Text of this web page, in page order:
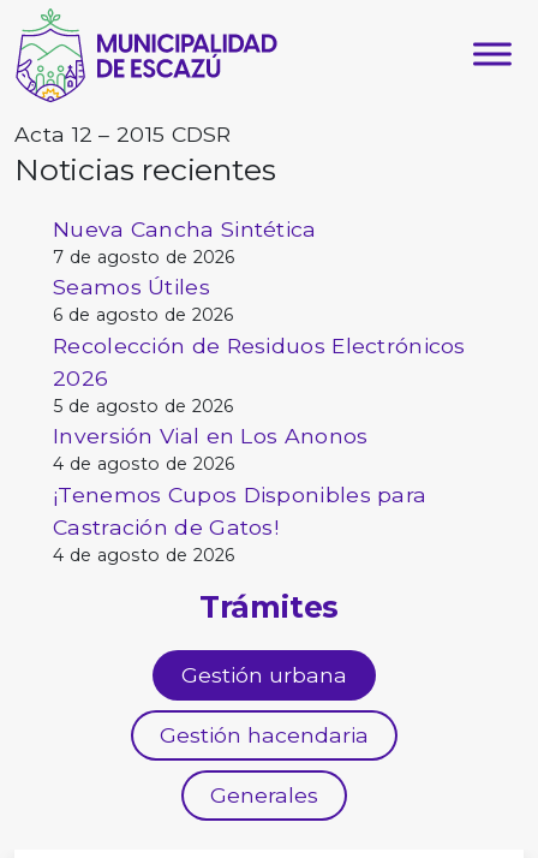
Acta 12 – 2015 CDSR
Noticias recientes
Nueva Cancha Sintética
7 de agosto de 2026
Seamos Útiles
6 de agosto de 2026
Recolección de Residuos Electrónicos
2026
5 de agosto de 2026
Inversión Vial en Los Anonos
4 de agosto de 2026
¡Tenemos Cupos Disponibles para
Castración de Gatos!
4 de agosto de 2026
Trámites
Gestión urbana
Gestión hacendaria
Generales